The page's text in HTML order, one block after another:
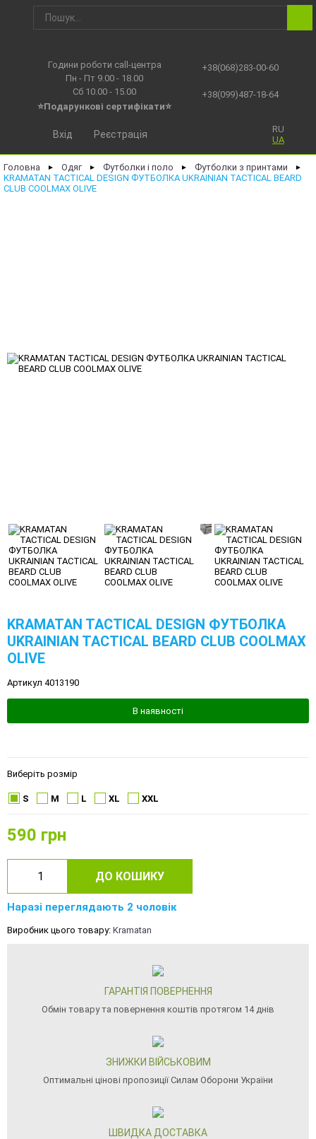
Години роботи call-центра
Пн - Пт 9.00 - 18.00
Сб 10.00 - 15.00
⭐Подарункові сертифікати⭐
+38(068)283-00-60
+38(099)487-18-64
RU
UA
Вхід Реєстрація
Головна ► Одяг ► Футболки і поло ► Футболки з принтами ►
KRAMATAN TACTICAL DESIGN ФУТБОЛКА UKRAINIAN TACTICAL BEARD
CLUB COOLMAX OLIVE
KRAMATAN TACTICAL DESIGN ФУТБОЛКА
UKRAINIAN TACTICAL BEARD CLUB COOLMAX
OLIVE
Артикул 4013190
В наявності
Виберіть розмір
S M L XL XXL
590 грн
ДО КОШИКУ
Наразі переглядають 2 чоловік
Виробник цього товару: Kramatan
ГАРАНТІЯ ПОВЕРНЕННЯ
Обмін товару та повернення коштів протягом 14 днів
ЗНИЖКИ ВІЙСЬКОВИМ
Оптимальні цінові пропозиції Силам Оборони України
ШВИДКА ДОСТАВКА